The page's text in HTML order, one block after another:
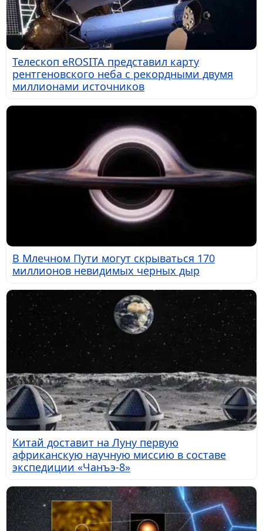
Телескоп eROSITA представил карту
рентгеновского неба с рекордными двумя
миллионами источников
В Млечном Пути могут скрываться 170
миллионов невидимых черных дыр
Китай доставит на Луну первую
африканскую научную миссию в составе
экспедиции «Чанъэ-8»